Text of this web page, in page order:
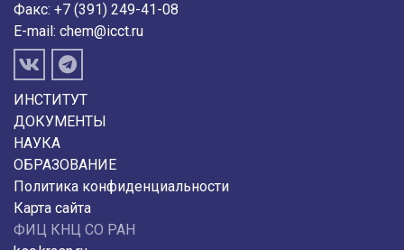
Факс: +7 (391) 249-41-08
E-mail: chem@icct.ru
ИНСТИТУТ
ДОКУМЕНТЫ
НАУКА
ОБРАЗОВАНИЕ
Политика конфиденциальности
Карта сайта
ФИЦ КНЦ СО РАН